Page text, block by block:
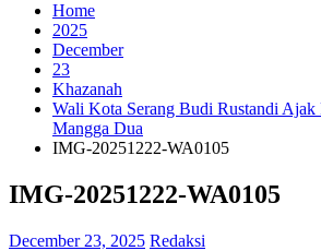
Home
2025
December
23
Khazanah
Wali Kota Serang Budi Rustandi Ajak
Mangga Dua
IMG-20251222-WA0105
IMG-20251222-WA0105
December 23, 2025 Redaksi